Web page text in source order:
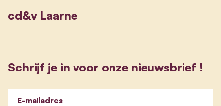
cd&v Laarne
Schrijf je in voor onze nieuwsbrief !
E-mailadres